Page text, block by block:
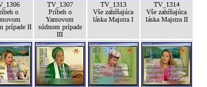
o
prípade II
TV_1307
Príbeh o
Yamovom
súdnom prípade
III
TV_1313
Vše zahŕňajúca
láska Majstra I
TV_1314
Vše zahŕňajúca
láska Majstra II